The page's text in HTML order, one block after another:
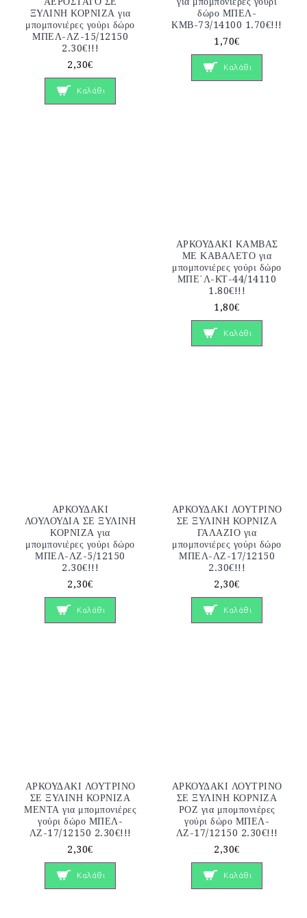
ΞΥΛΙΝΗ ΚΟΡΝΙΖΑ για
μπομπονιέρες γούρι δώρο
ΜΠΕΛ-ΛΖ-15/12150
2.30€!!!
2,30€
Καλάθι
δώρο ΜΠΕΛ-
ΚΜΒ-73/14100 1.70€!!!
1,70€
Καλάθι
ΑΡΚΟΥΔΑΚΙ ΚΑΜΒΑΣ
ΜΕ ΚΑΒΑΛΕΤΟ για
μπομπονιέρες γούρι δώρο
ΜΠΕ΄Λ-ΚΤ-44/14110
1.80€!!!
1,80€
Καλάθι
ΑΡΚΟΥΔΑΚΙ
ΛΟΥΛΟΥΔΙΑ ΣΕ ΞΥΛΙΝΗ
ΚΟΡΝΙΖΑ για
μπομπονιέρες γούρι δώρο
ΜΠΕΛ-ΛΖ-5/12150
2.30€!!!
2,30€
Καλάθι
ΑΡΚΟΥΔΑΚΙ ΛΟΥΤΡΙΝΟ
ΣΕ ΞΥΛΙΝΗ ΚΟΡΝΙΖΑ
ΓΑΛΑΖΙΟ για
μπομπονιέρες γούρι δώρο
ΜΠΕΛ-ΛΖ-17/12150
2.30€!!!
2,30€
Καλάθι
ΑΡΚΟΥΔΑΚΙ ΛΟΥΤΡΙΝΟ
ΣΕ ΞΥΛΙΝΗ ΚΟΡΝΙΖΑ
ΜΕΝΤΑ για μπομπονιέρες
γούρι δώρο ΜΠΕΛ-
ΛΖ-17/12150 2.30€!!!
2,30€
Καλάθι
ΑΡΚΟΥΔΑΚΙ ΛΟΥΤΡΙΝΟ
ΣΕ ΞΥΛΙΝΗ ΚΟΡΝΙΖΑ
ΡΟΖ για μπομπονιέρες
γούρι δώρο ΜΠΕΛ-
ΛΖ-17/12150 2.30€!!!
2,30€
Καλάθι